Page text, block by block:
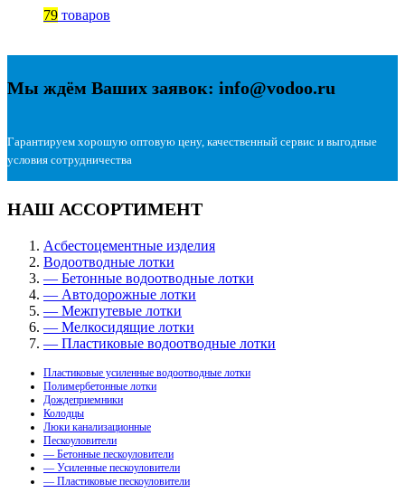
79 товаров
Мы ждём Ваших заявок: info@vodoo.ru
Гарантируем хорошую оптовую цену, качественный сервис и выгодные
условия сотрудничества
НАШ АССОРТИМЕНТ
Асбестоцементные изделия
Водоотводные лотки
— Бетонные водоотводные лотки
— Автодорожные лотки
— Межпутевые лотки
— Мелкосидящие лотки
— Пластиковые водоотводные лотки
Пластиковые усиленные водоотводные лотки
Полимербетонные лотки
Дождеприемники
Колодцы
Люки канализационные
Пескоуловители
— Бетонные пескоуловители
— Усиленные пескоуловители
— Пластиковые пескоуловители